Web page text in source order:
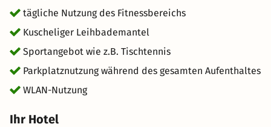
tägliche Nutzung des Fitnessbereichs
Kuscheliger Leihbademantel
Sportangebot wie z.B. Tischtennis
Parkplatznutzung während des gesamten Aufenthaltes
WLAN-Nutzung
Ihr Hotel